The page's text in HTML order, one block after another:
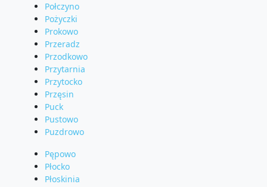
Połczyno
Pożyczki
Prokowo
Przeradz
Przodkowo
Przytarnia
Przytocko
Przęsin
Puck
Pustowo
Puzdrowo
Pępowo
Płocko
Płoskinia